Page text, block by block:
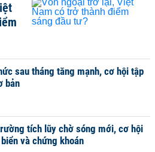
sau tháng tăng mạnh, cơ hội tập
bản
tích lũy chờ sóng mới, cơ hội
và chứng khoán